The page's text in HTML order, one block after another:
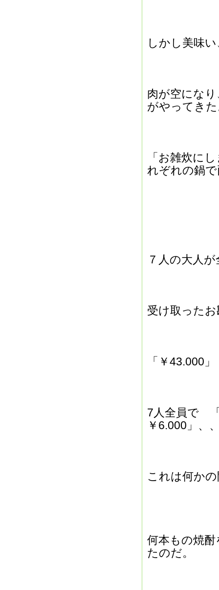
しかし美味
肉が空にな
がやってき
「お雑炊に
れぞれの鍋
７人の大人
受け取った
「￥43.000」
7人全員で
￥6.000」、
これは何か
何本もの焼
たのだ。